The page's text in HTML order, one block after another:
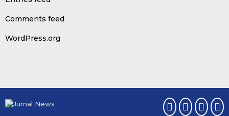
Comments feed
WordPress.org